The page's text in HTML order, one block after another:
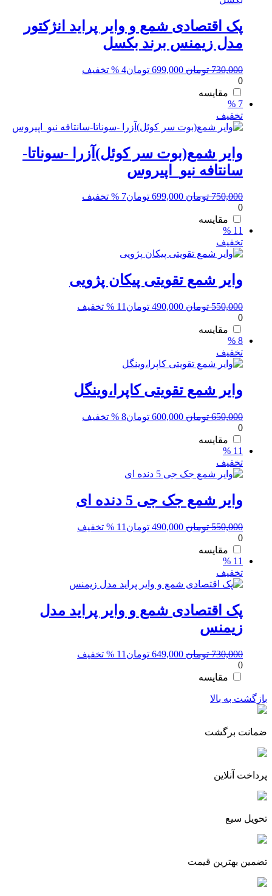
پک اقتصادی شمع و وایر پراید انژکتور
مدل زیمنس برند بکسل
730,000 تومان قیمت
699,000 تومان4 % تخفیف
0
مقایسه
7 %
تخفیف
وایر شمع(بوت سر کوئل)آزرا -سوناتا-
سانتافه نیو_اپیروس
750,000 تومان قیمت
699,000 تومان7 % تخفیف
0
مقایسه
11 %
تخفیف
وایر شمع تقویتی پیکان پژویی
550,000 تومان قیمت
490,000 تومان 11 % تخفیف
0
مقایسه
8 %
تخفیف
وایر شمع تقویتی کاپرا،وینگل
650,000 تومان قیمت
600,000 تومان8 % تخفیف
0
مقایسه
11 %
تخفیف
وایر شمع جک جی 5 دنده ای
550,000 تومان قیمت
490,000 تومان 11 % تخفیف
0
مقایسه
11 %
تخفیف
پک اقتصادی شمع و وایر پراید مدل
زیمنس
730,000 تومان قیمت
649,000 تومان 11 % تخفیف
0
مقایسه
بازگشت به بالا
ضمانت برگشت
پرداخت آنلاین
تحویل سیع
تضمین بهترین قیمت